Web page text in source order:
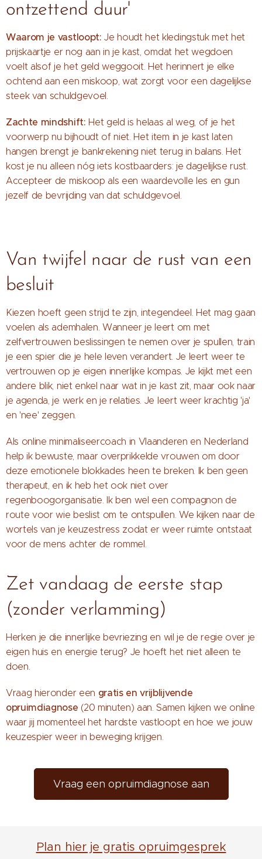
ontzettend duur'
Waarom je vastloopt:Je houdt het kledingstuk met het
prijskaartje er nog aan in je kast, omdat het wegdoen
voelt alsof je het geld weggooit. Het herinnert je elke
ochtend aan een miskoop, wat zorgt voor een dagelijkse
steek van schuldgevoel.
Zachte mindshift:Het geld is helaas al weg, of je het
voorwerp nu bijhoudt of niet. Het item in je kast laten
hangen brengt je bankrekening niet terug in balans. Het
kost je nu alleen nóg iets kostbaarders: je dagelijkse rust.
Accepteer de miskoop als een waardevolle les en gun
jezelf de bevrijding van dat schuldgevoel.
Van twijfel naar de rust van een
besluit
Kiezen hoeft geen strijd te zijn, integendeel. Het mag gaan
voelen als ademhalen. Wanneer je leert om met
zelfvertrouwen beslissingen te nemen over je spullen, train
je een spier die je hele leven verandert. Je leert weer te
vertrouwen op je eigen innerlijke kompas. Je kijkt met een
andere blik, niet enkel naar wat in je kast zit, maar ook naar
je agenda, je werk en je relaties. Je leert weer krachtig 'ja'
en 'nee' zeggen.
Als online minimaliseercoach in Vlaanderen en Nederland
help ik bewuste, maar overprikkelde vrouwen om door
deze emotionele blokkades heen te breken. Ik ben geen
therapeut, en ik heb het ook niet over
regenboogorganisatie. Ik ben wel een compagnon de
route voor wie beslist om te ontspullen. We kijken naar de
wortels van je keuzestress zodat er weer ruimte ontstaat
voor de mens achter de rommel.
Zet vandaag de eerste stap
(zonder verlamming)
Herken je die innerlijke bevriezing en wil je de regie over je
eigen huis en energie terug? Je hoeft het niet alleen te
doen.
Vraag hieronder een gratis en vrijblijvende
opruimdiagnose (20 minuten) aan. Samen kijken we online
waar jij momenteel het hardste vastloopt en hoe we jouw
keuzespier weer in beweging krijgen.
Vraag een opruimdiagnose aan
Plan hier je gratis opruimgesprek